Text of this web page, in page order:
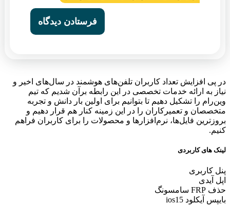
در پی افزایش تعداد کاربران تلفن‌های هوشمند در سال‌های اخیر و
نیاز به ارائه خدمات تخصصی در این رابطه برآن شدیم که تیم
وین‌رام را تشکیل دهیم تا بتوانیم برای اولین بار دانش و تجربه
متخصصان و تعمیرکاران را در این زمینه کنار هم قرار دهیم و
بروزترین فایل‌ها، نرم‌افزارها و محصولات را برای کاربران فراهم
کنیم.
لینک های کاربردی
پنل کاربری
اپل آیدی
حذف FRP سامسونگ
بایپس آیکلود ios15